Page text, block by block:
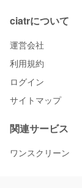
ciatrについて
運営会社
利用規約
ログイン
サイトマップ
関連サービス
ワンスクリーン